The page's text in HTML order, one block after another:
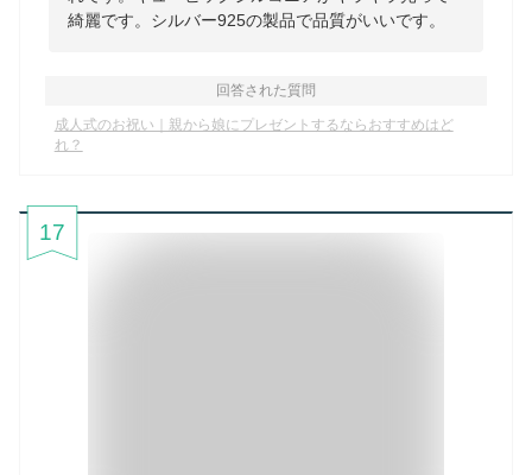
綺麗です。シルバー925の製品で品質がいいです。
回答された質問
成人式のお祝い｜親から娘にプレゼントするならおすすめはど
れ？
17